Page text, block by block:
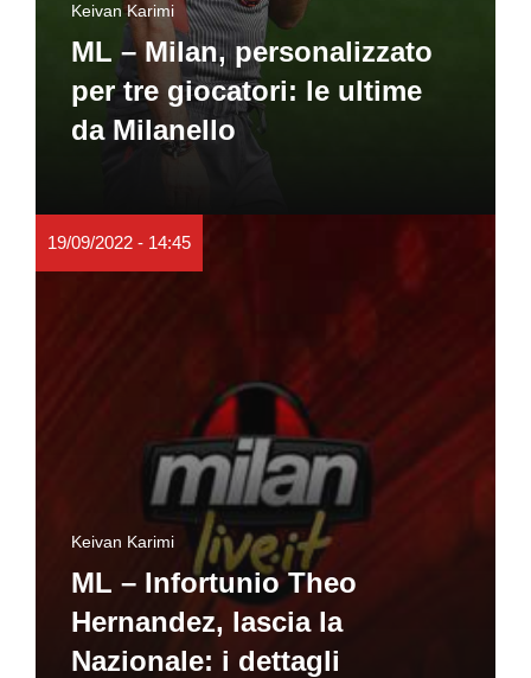
Keivan Karimi
ML – Milan, personalizzato
per tre giocatori: le ultime
da Milanello
19/09/2022 - 14:45
Keivan Karimi
ML – Infortunio Theo
Hernandez, lascia la
Nazionale: i dettagli